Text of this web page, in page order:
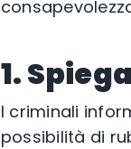
1.
I criminali
possibilità di